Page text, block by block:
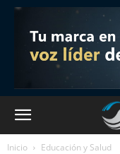
Inicio Educación y Salud